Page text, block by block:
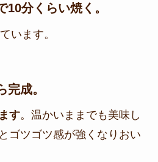
10分くらい焼く。
います。
完成。
す。温かいままでも美味し
ゴツゴツ感が強くなりおい